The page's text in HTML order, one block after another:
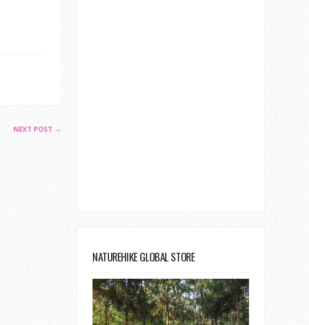
NEXT POST →
NATUREHIKE GLOBAL STORE